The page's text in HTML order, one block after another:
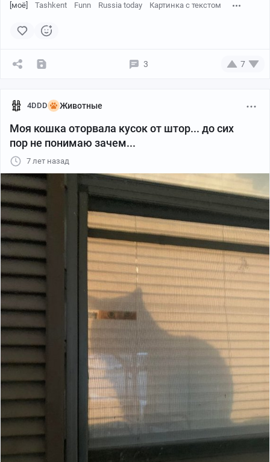
[моё] Tashkent Funn Russia today Картинка с текстом
3 7
4DDD Животные
Моя кошка оторвала кусок от штор... до сих
пор не понимаю зачем...
7 лет назад